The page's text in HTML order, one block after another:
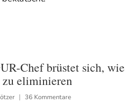
Chef brüstet sich, wie
zu eliminieren
36 Kommentare